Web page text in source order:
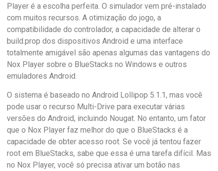
Player é a escolha perfeita. O simulador vem pré-instalado
com muitos recursos. A otimização do jogo, a
compatibilidade do controlador, a capacidade de alterar o
build.prop dos dispositivos Android e uma interface
totalmente amigável são apenas algumas das vantagens do
Nox Player sobre o BlueStacks no Windows e outros
emuladores Android.
O sistema é baseado no Android Lollipop 5.1.1, mas você
pode usar o recurso Multi-Drive para executar várias
versões do Android, incluindo Nougat. No entanto, um fator
que o Nox Player faz melhor do que o BlueStacks é a
capacidade de obter acesso root. Se você já tentou fazer
root em BlueStacks, sabe que essa é uma tarefa difícil. Mas
no Nox Player, você só precisa ativar um botão nas